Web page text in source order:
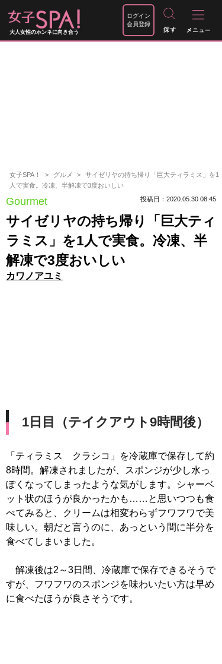
大人女性のホンネに向き合う
ログイン
会員登録
女子SPA！ グルメ
サイゼリヤの持ち帰り「巨大ティラミス」を1
人で実食。冷凍、半解凍で3度おいしい
Gourmet 投稿日：2020.05.30 08:45
サイゼリヤの持ち帰り「巨大ティ
ラミス」を1人で実食。冷凍、半
解凍で3度おいしい
カワノアユミ
1日目（テイクアウト9時間後）
「ティラミス クラシコ」を冷蔵庫で保存して約
8時間。解凍されましたが、スポンジが少し水っ
ぽくなってしまったような気がします。シャーベ
ット状のほうが良かったかも……と思いつつも食
べてみると、クリームは相変わらずフワフワで美
味しい。朝だと言うのに、あっという間に半分を
食べてしまいました。
解凍後は2～3日間、冷蔵庫で保存できるそうで
すが、フワフワのスポンジを味わいたい方は早め
に食べたほうが良さそうです。